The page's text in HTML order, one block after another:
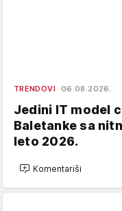
TRENDOVI 06.08.2026.
Jedini IT model
Baletanke sa
leto 2026.
Komentariši